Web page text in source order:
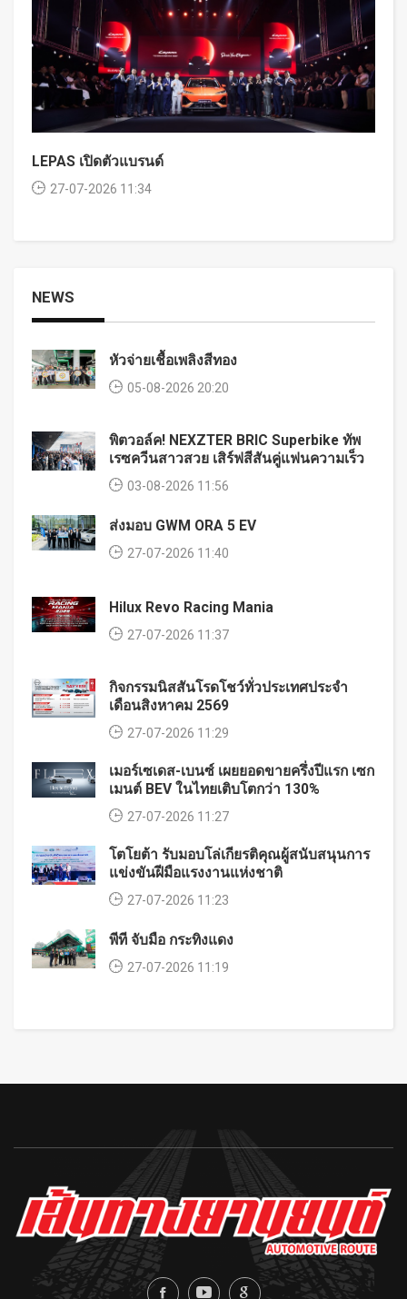
LEPAS เปิดตัวแบรนด์
27-07-2026 11:34
NEWS
หัวจ่ายเชื้อเพลิงสีทอง
05-08-2026 20:20
พิตวอล์ค! NEXZTER BRIC Superbike ทัพ
เรซควีนสาวสวย เสิร์ฟสีสันคู่แฟนความเร็ว
03-08-2026 11:56
ส่งมอบ GWM ORA 5 EV
27-07-2026 11:40
Hilux Revo Racing Mania
27-07-2026 11:37
กิจกรรมนิสสันโรดโชว์ทั่วประเทศประจำ
เดือนสิงหาคม 2569
27-07-2026 11:29
เมอร์เซเดส-เบนซ์ เผยยอดขายครึ่งปีแรก เซก
เมนต์ BEV ในไทยเติบโตกว่า 130%
27-07-2026 11:27
โตโยต้า รับมอบโล่เกียรติคุณผู้สนับสนุนการ
แข่งขันฝีมือแรงงานแห่งชาติ
27-07-2026 11:23
พีที จับมือ กระทิงแดง
27-07-2026 11:19